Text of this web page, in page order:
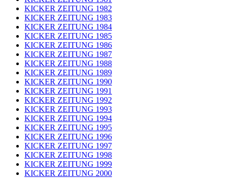
KICKER ZEITUNG 1982
KICKER ZEITUNG 1983
KICKER ZEITUNG 1984
KICKER ZEITUNG 1985
KICKER ZEITUNG 1986
KICKER ZEITUNG 1987
KICKER ZEITUNG 1988
KICKER ZEITUNG 1989
KICKER ZEITUNG 1990
KICKER ZEITUNG 1991
KICKER ZEITUNG 1992
KICKER ZEITUNG 1993
KICKER ZEITUNG 1994
KICKER ZEITUNG 1995
KICKER ZEITUNG 1996
KICKER ZEITUNG 1997
KICKER ZEITUNG 1998
KICKER ZEITUNG 1999
KICKER ZEITUNG 2000